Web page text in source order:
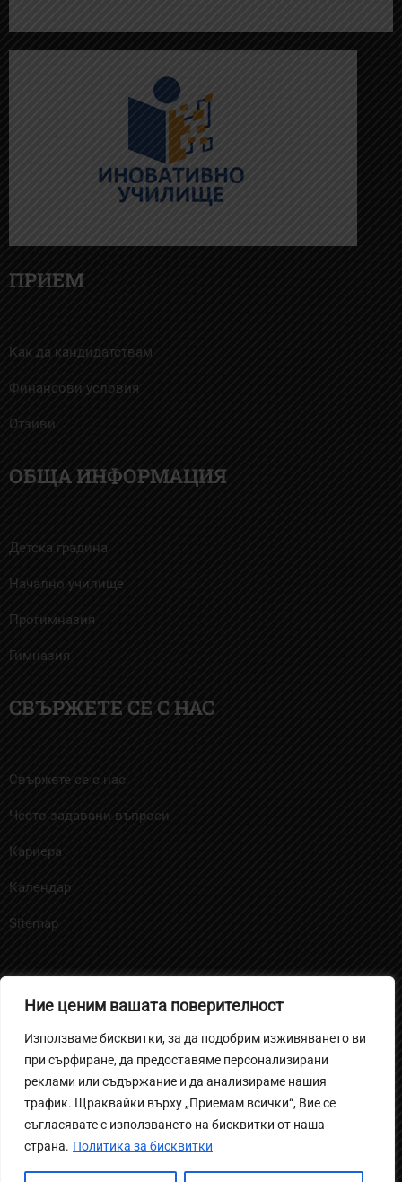
Ние ценим вашата поверителност
Използваме бисквитки, за да подобрим изживяването ви
при сърфиране, да предоставяме персонализирани
реклами или съдържание и да анализираме нашия
трафик. Щраквайки върху „Приемам всички“, Вие се
съгласявате с използването на бисквитки от наша
страна. Политика за бисквитки
ПРИЕМ
Как да кандидатствам
Финансови условия
Отзиви
ОБЩА ИНФОРМАЦИЯ
Детска градина
Начално училище
Прогимназия
Гимназия
СВЪРЖЕТЕ СЕ С НАС
Свържете се с нас
Често задавани въпроси
Кариера
Календар
Sitemap
Политика на поверителност за ученици и родители
Вътрешни правила за извършване на
видеонаблюдение
Политика за защита на личните данни